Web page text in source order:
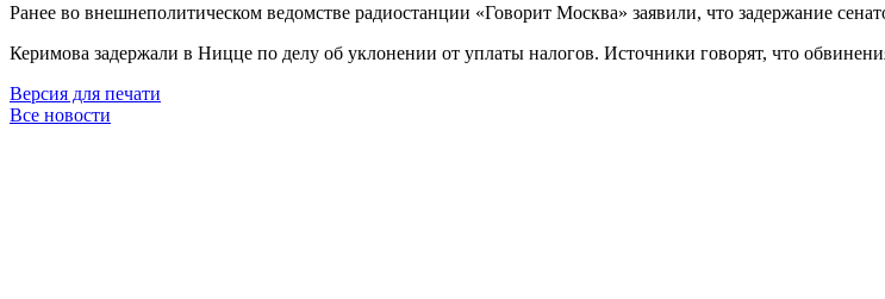
Ранее во внешнеполитическом ведомстве радиостанции «Говорит Москва» заявили, что задержание
Керимова задержали в Ницце по делу об уклонении от уплаты налогов. Источники говорят, что
Версия для печати
Все новости